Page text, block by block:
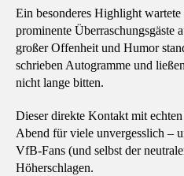
Ein besonderes Highlight
prominente
großer Offenheit und Humor
schrieben Autogramme und
nicht lange bitten.
Dieser direkte Kontakt mit
Abend für viele unvergesslich –
VfB-Fans (und selbst der
Höherschlagen.